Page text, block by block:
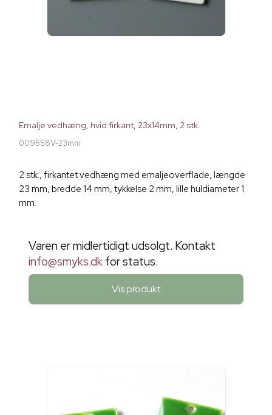
Emalje vedhæng, hvid firkant, 23x14mm, 2 stk.
009558V-23mm
2 stk., firkantet vedhæng med emaljeoverflade, længde
23 mm, bredde 14 mm, tykkelse 2 mm, lille huldiameter 1
mm.
Varen er midlertidigt udsolgt. Kontakt
info@smyks.dk for status.
Vis produkt